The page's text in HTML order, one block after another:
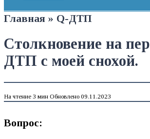
Главная » Q-ДТП
Столкновение на
ДТП с моей снохой.
На чтение 3 мин Обновлено 09.11.2023
Вопрос: